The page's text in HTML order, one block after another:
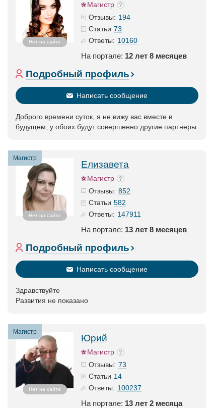
Нет на сайте
Магистр
Отзывы: 194
Статьи 73
Ответы: 10160
На портале: 12 лет 8 месяцев
Подробный профиль
Написать сообщение
Доброго времени суток, я не вижу вас вместе в
будущем, у обоих будут совершенно другие партнеры.
Магистр
Нет на сайте
Елизавета
Магистр
Отзывы: 852
Статьи 582
Ответы: 147911
На портале: 13 лет 8 месяцев
Подробный профиль
Написать сообщение
Здравствуйте
Развития не показано
Магистр
Нет на сайте
Юрий
Магистр
Отзывы: 73
Статьи 14
Ответы: 100237
На портале: 13 лет 2 месяца